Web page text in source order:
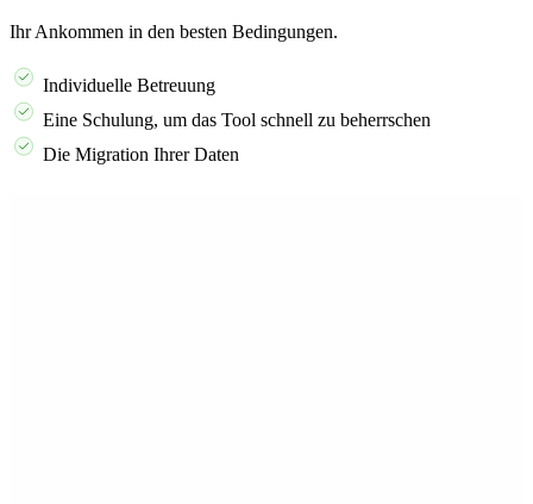
Ihr Ankommen in den besten Bedingungen.
Individuelle Betreuung
Eine Schulung, um das Tool schnell zu beherrschen
Die Migration Ihrer Daten